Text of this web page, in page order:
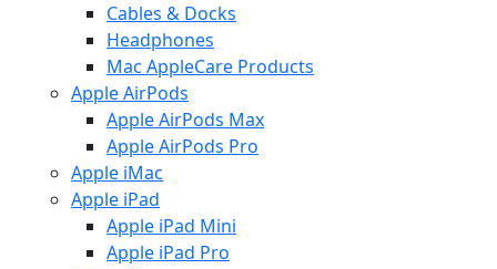
Cables & Docks
Headphones
Mac AppleCare Products
Apple AirPods
Apple AirPods Max
Apple AirPods Pro
Apple iMac
Apple iPad
Apple iPad Mini
Apple iPad Pro